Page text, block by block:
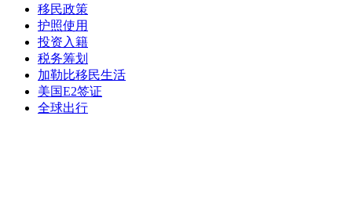
移民政策
护照使用
投资入籍
税务筹划
加勒比移民生活
美国E2签证
全球出行